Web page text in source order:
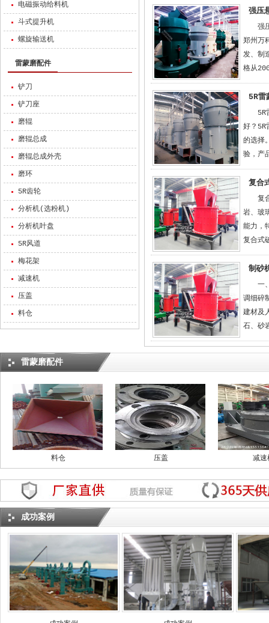
电磁振动给料机
斗式提升机
螺旋输送机
雷蒙磨配件
铲刀
铲刀座
磨辊
磨辊总成
磨辊总成外壳
磨环
5R齿轮
分析机(选粉机)
分析机叶盘
5R风道
梅花架
减速机
压盖
料仓
强压
强
郑州万
发、制
格从
5R雷
5R
好？5R
的选择
验，产
复合
复
岩、玻
能力，
复合式
制砂
一
调细碎
建材及
石、砂
雷蒙磨配件
料仓 压盖 减速
分析机叶盘 分析机(选粉机) 5R
成功案例